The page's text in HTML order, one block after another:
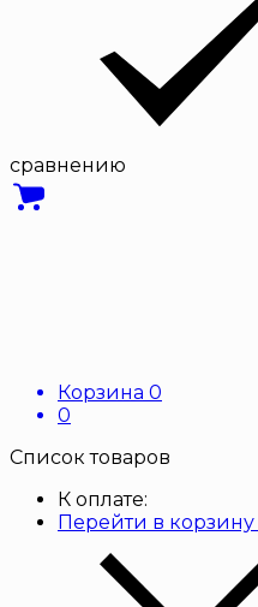
сравнению
Корзина 0
0
Список товаров
К оплате:
Перейти в корзину